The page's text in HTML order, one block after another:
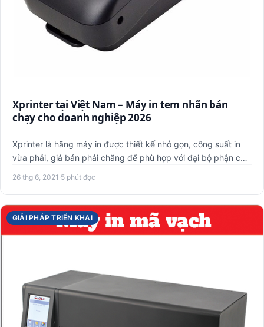
Xprinter tại Việt Nam – Máy in tem nhãn bán
chạy cho doanh nghiệp 2026
Xprinter là hãng máy in được thiết kế nhỏ gọn, công suất in
vừa phải, giá bán phải chăng để phù hợp với đại bộ phận các
26 thg 6, 2021 ·5 phút đọc
GIẢI PHÁP TRIỂN KHAI